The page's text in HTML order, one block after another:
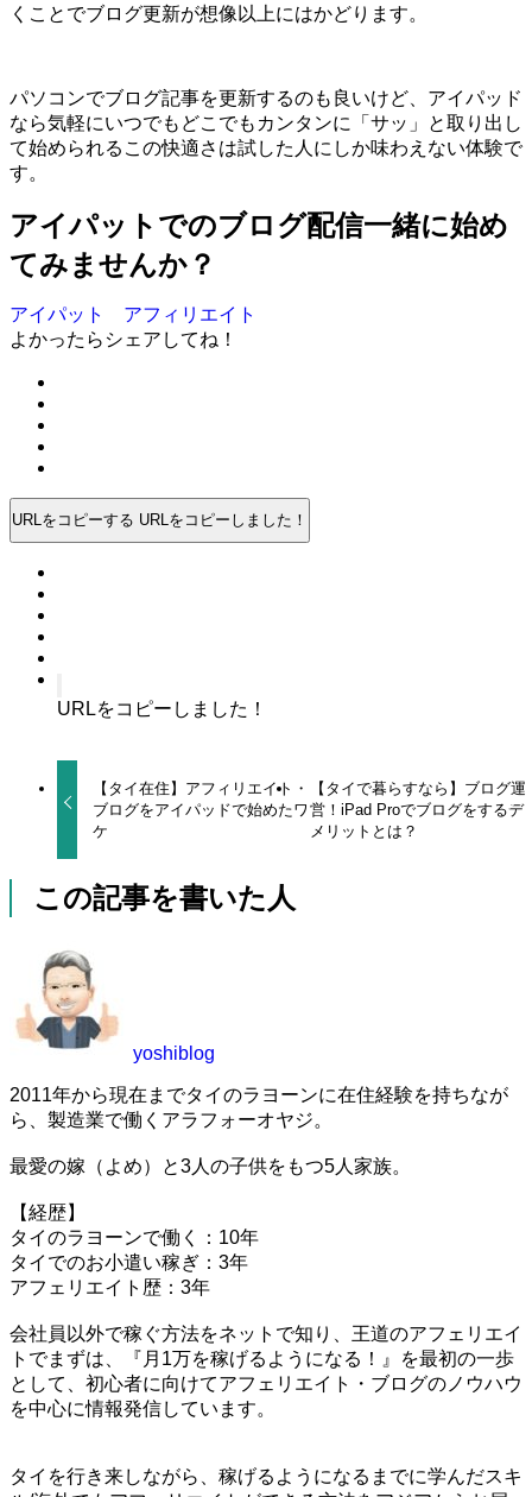
くことでブログ更新が想像以上にはかどります。
パソコンでブログ記事を更新するのも良いけど、アイパッド
なら気軽にいつでもどこでもカンタンに「サッ」と取り出し
て始められるこの快適さは試した人にしか味わえない体験で
す。
アイパットでのブログ配信一緒に始め
てみませんか？
アイパット アフィリエイト
よかったらシェアしてね！
URLをコピーする URLをコピーしました！
URLをコピーしました！
【タイ在住】アフィリエイト・
ブログをアイパッドで始めたワ
ケ
【タイで暮らすなら】ブログ運
営！iPad Proでブログをするデ
メリットとは？
この記事を書いた人
yoshiblog
2011年から現在までタイのラヨーンに在住経験を持ちなが
ら、製造業で働くアラフォーオヤジ。
最愛の嫁（よめ）と3人の子供をもつ5人家族。
【経歴】
タイのラヨーンで働く：10年
タイでのお小遣い稼ぎ：3年
アフェリエイト歴：3年
会社員以外で稼ぐ方法をネットで知り、王道のアフェリエイ
トでまずは、『月1万を稼げるようになる！』を最初の一歩
として、初心者に向けてアフェリエイト・ブログのノウハウ
を中心に情報発信しています。
タイを行き来しながら、稼げるようになるまでに学んだスキ